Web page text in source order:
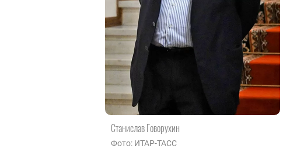
Станислав Говорухин
Фото: ИТАР-ТАСС